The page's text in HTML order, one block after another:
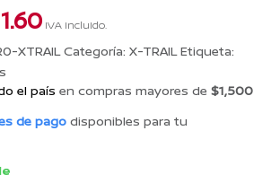
El
precio
actual
es:
$111.60.
IVA incluido.
XTRAIL Categoría:X-TRAIL Etiqueta:
el paísen compras mayores de$1,500
de pagodisponibles para tu